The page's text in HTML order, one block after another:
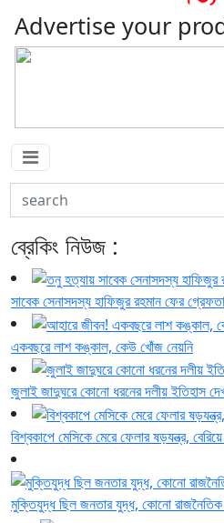
Advertise your
Search
ব্রেকিং নিউজ :
সাবেক সেনাসদস্য হাফিজুর রহমান ফের
একবছরে লাশ কঙ্কাল, কেউ খোঁজ নেয়নি
জুলাই জাদুঘরে কোনো ধরনের দলীয় ইতিহাস
বিশ্বকাপে মেসিকে মেরে ফেলার ষড়যন্ত্র,
মুক্তিযুদ্ধ ছিল জনতার যুদ্ধ, কোনো রাজনৈতিক